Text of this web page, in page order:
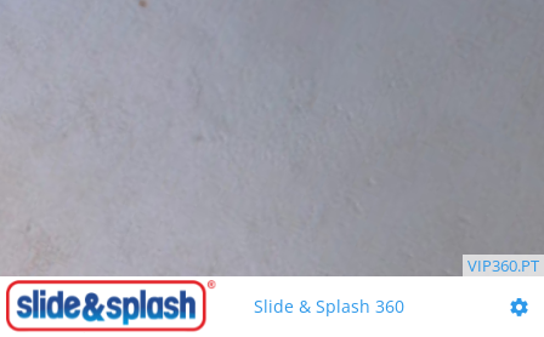
VIP360.PT
Slide & Splash 360